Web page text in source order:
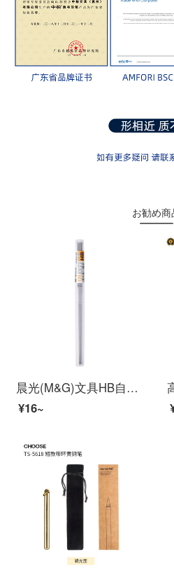
お勧め商
晨光(M&G)文具HB自动铅笔替芯 0.5mm树脂铅芯 学生考试绘图铅笔芯 120mm*20根/盒ASL22601
¥16~